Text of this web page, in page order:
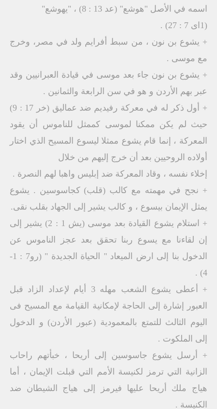
اسمه في الأصل "هوشع" (عد 13 : 8) ، "يهوشع"
(1اى 7 : 27) .
+ يشوع بن نون ، من سبط أفرايم ولد في مصر، وخرج
مع موسى .
+ يشوع بن نون جاء بعد موسى في قيادة العبرانيين وقد
عبر بهم الأردن و هو في سن الرابعة والثمانين .
+ أول ذكر له في معركة رفيديم ضد عماليق (خر 17 : 9)
حيث لم يكن ممكنا لموسى كممثل للناموس أن يقود
المعركة ، إنما قام يشوع ممثلا ليسوع المسيح الذي اختار
أولاده الروحيين بعد أن خرج إليهم من خلال
إخلاء نفسه ، وقاد المعركة ضد إبليس واهبا لهم النصرة .
+ نجح في مهمته مع كالب (قلب) كجاسوسين . يشوع
يمثل الإيمان بيسوع ، و كالب يشير إلى الجهاد بقلب نقى.
+ استلام يشوع القيادة بعد موسى (يش 1 : 2) يشير إلى
إن لقاءنا مع يسوع ربنا تحقق بعد عجز الناموس عن
الدخول بنا إلى ارض الميعاد " الحياة الجديدة " (رو7 : 1-
4) .
+ أعطى يشوع الشعب مهله 3 أيام لإعداد الزاد قبل
العبور إشارة إلى الحاجة لإمكانية القيامة مع المسيح فى
اليوم الثالث للتمتع بالمعمودية (عبور الأردن) و الدخول
إلى الملكوت .
+ أرسل يشوع جاسوسين إلى أريحا ، خبأتهم راحاب
الزانية التي ترمز لكنيسة الأمم التي قبلت الإيمان ، أما
هياج ملك أريحا عليها فيرمز إلى هياج الشيطان ضد
الكنيسة .